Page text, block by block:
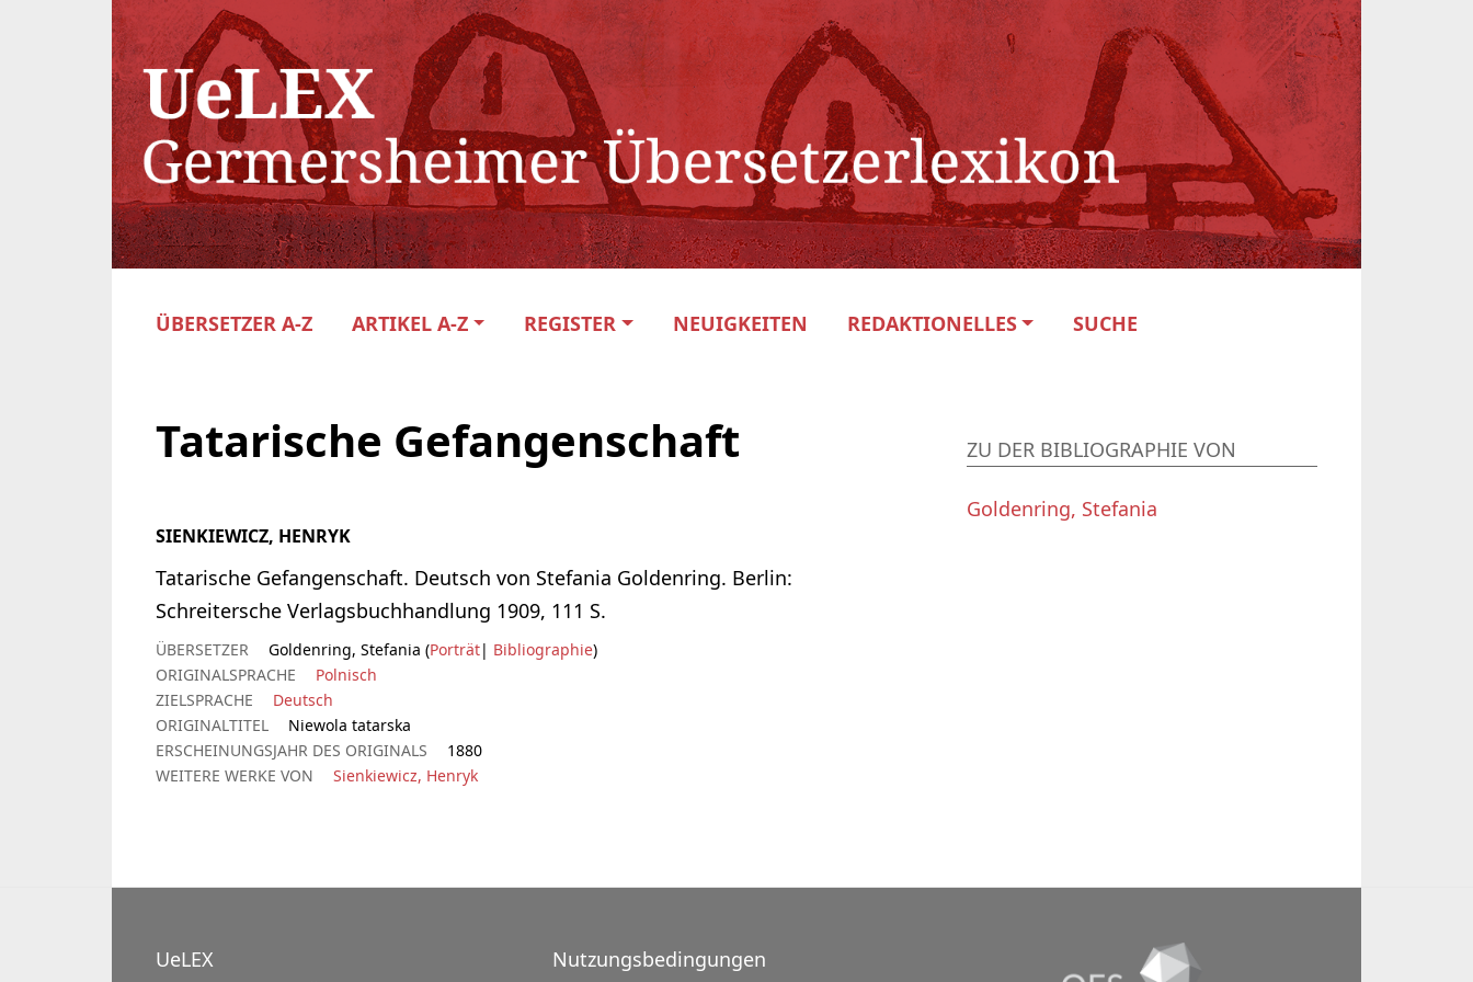
ÜBERSETZER A-Z ARTIKEL A-Z REGISTER NEUIGKEITEN REDAKTIONELLES SUCHE
Tatarische Gefangenschaft
SIENKIEWICZ, HENRYK
Tatarische Gefangenschaft. Deutsch von Stefania Goldenring. Berlin:
Schreitersche Verlagsbuchhandlung 1909, 111 S.
ÜBERSETZER Goldenring, Stefania (Porträt| Bibliographie)
ORIGINALSPRACHE
Polnisch
ZIELSPRACHE
Deutsch
ORIGINALTITEL
Niewola tatarska
ERSCHEINUNGSJAHR DES ORIGINALS
1880
WEITERE WERKE VON
Sienkiewicz, Henryk
ZU DER BIBLIOGRAPHIE VON
Goldenring, Stefania
UeLEX
Nutzungsbedingungen